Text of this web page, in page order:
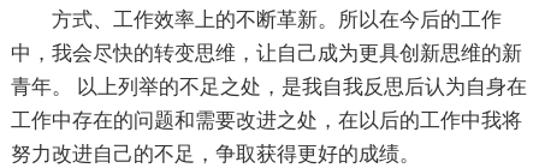
方式、工作效率上的不断革新。所以在今后的工作
中，我会尽快的转变思维，让自己成为更具创新思维的新
青年。 以上列举的不足之处，是我自我反思后认为自身在
工作中存在的问题和需要改进之处，在以后的工作中我将
努力改进自己的不足，争取获得更好的成绩。